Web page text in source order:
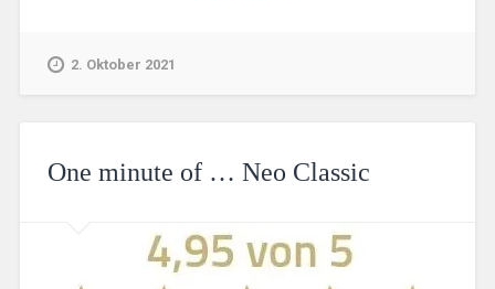
2. Oktober 2021
One minute of … Neo Classic